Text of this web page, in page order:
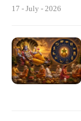
17 - July - 2026